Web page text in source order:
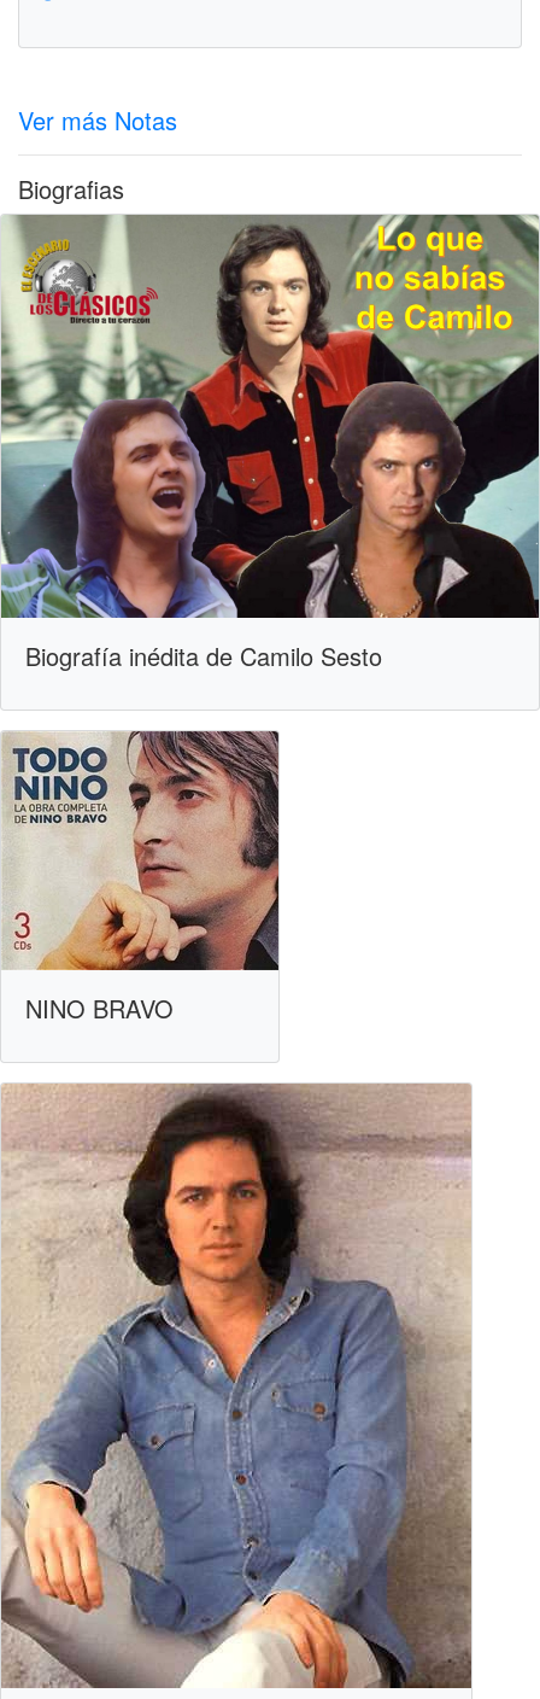
Ver más Notas
Biografias
Biografía inédita de Camilo Sesto
NINO BRAVO